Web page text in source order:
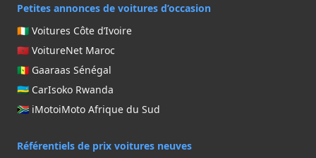
Petites annonces de voitures d’occasion
🇨🇮 Voitures Côte d’Ivoire
🇲🇦 VoitureNet Maroc
🇸🇳 Gaaraas Sénégal
🇷🇼 CarIsoko Rwanda
🇿🇦 iMotoiMoto Afrique du Sud
Référentiels de prix voitures neuves